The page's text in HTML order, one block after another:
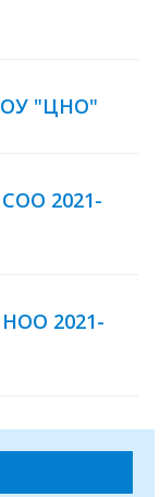
"ЦНО"
2021-
2021-